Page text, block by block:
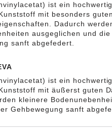
ist ein
mit besonders guten
Dadurch
ausgeglichen und
sanft abgefedert.
ist ein
mit äußerst guten
kleinere
Gehbewegung sanft